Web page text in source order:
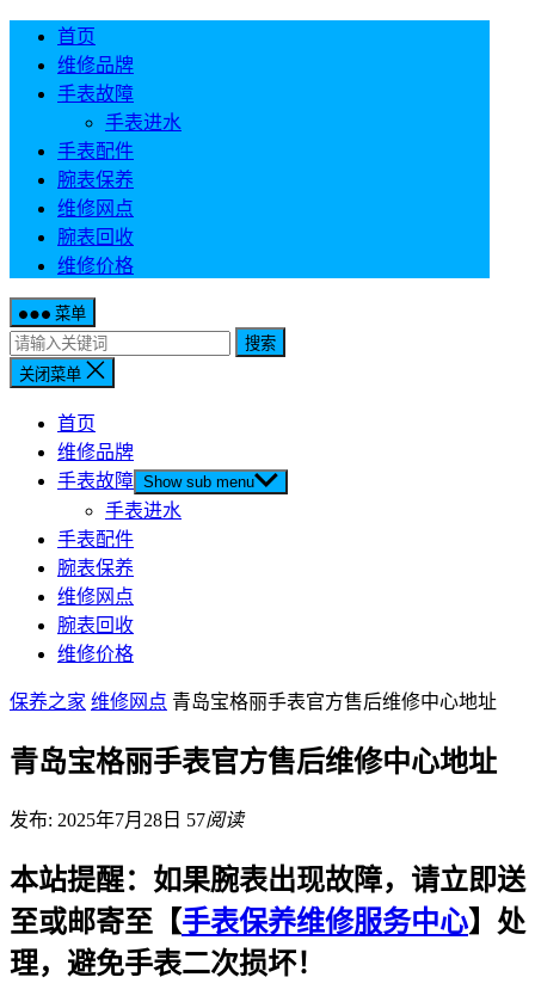
首页
维修品牌
手表故障
手表进水
手表配件
腕表保养
维修网点
腕表回收
维修价格
菜单
搜索
关闭菜单
首页
维修品牌
手表故障 Show sub menu
手表进水
手表配件
腕表保养
维修网点
腕表回收
维修价格
保养之家 维修网点 青岛宝格丽手表官方售后维修中心地址
青岛宝格丽手表官方售后维修中心地址
发布: 2025年7月28日 57阅读
本站提醒：如果腕表出现故障，请立即送
至或邮寄至【手表保养维修服务中心】处
理，避免手表二次损坏！